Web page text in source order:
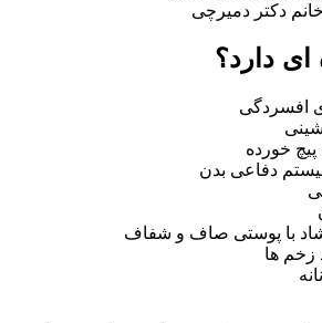
ای دارد؟
افسردگی
خورده
دفاعی بدن
با پوستی صاف و شفاف
زخم ها